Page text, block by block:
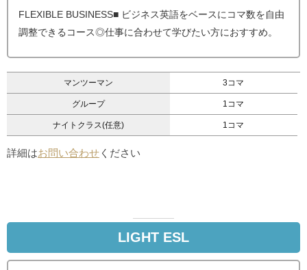
FLEXIBLE BUSINESS■ ビジネス英語をベースにコマ数を自由
調整できるコース◎仕事に合わせて学びたい方におすすめ。
マンツーマン 3コマ
グループ 1コマ
ナイトクラス(任意) 1コマ
詳細はお問い合わせ ください
LIGHT ESL